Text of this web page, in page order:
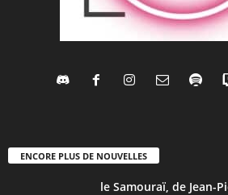
ENCORE PLUS DE NOUVELLES
le Samouraï, de Jean-